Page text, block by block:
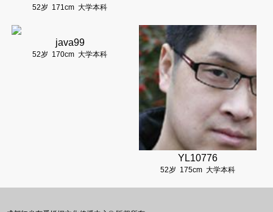
52岁 171cm 大学本科
java99
52岁 170cm 大学本科
YL10776
52岁 175cm 大学本科